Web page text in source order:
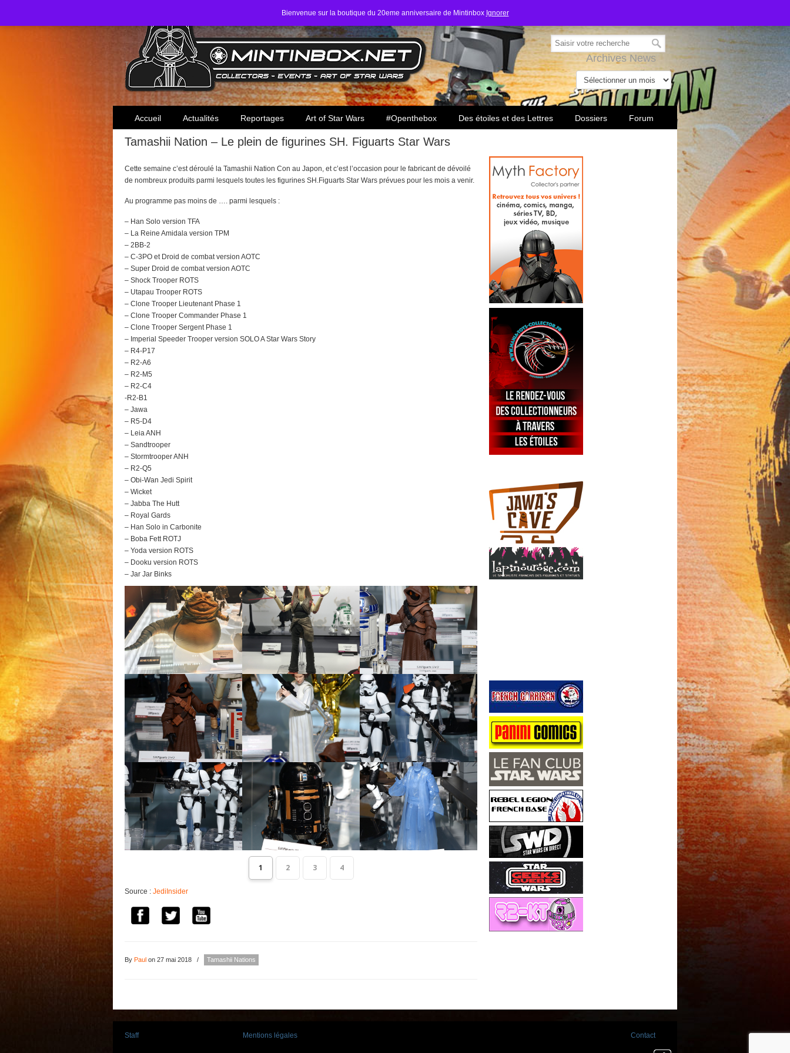
Bienvenue sur la boutique du 20eme anniversaire de Mintinbox Ignorer
Toute l'actualité des collectionneurs Star Wars
Archives News
Accueil Actualités Reportages Art of Star Wars #Openthebox Des étoiles et des Lettres Dossiers Forum
Tamashii Nation – Le plein de figurines SH. Figuarts Star Wars
Cette semaine c’est déroulé la Tamashii Nation Con au Japon, et c’est l’occasion pour le fabricant de dévoilé
de nombreux produits parmi lesquels toutes les figurines SH.Figuarts Star Wars prévues pour les mois a venir.
Au programme pas moins de …. parmi lesquels :
– Han Solo version TFA
– La Reine Amidala version TPM
– 2BB-2
– C-3PO et Droid de combat version AOTC
– Super Droid de combat version AOTC
– Shock Trooper ROTS
– Utapau Trooper ROTS
– Clone Trooper Lieutenant Phase 1
– Clone Trooper Commander Phase 1
– Clone Trooper Sergent Phase 1
– Imperial Speeder Trooper version SOLO A Star Wars Story
– R4-P17
– R2-A6
– R2-M5
– R2-C4
-R2-B1
– Jawa
– R5-D4
– Leia ANH
– Sandtrooper
– Stormtrooper ANH
– R2-Q5
– Obi-Wan Jedi Spirit
– Wicket
– Jabba The Hutt
– Royal Gards
– Han Solo in Carbonite
– Boba Fett ROTJ
– Yoda version ROTS
– Dooku version ROTS
– Jar Jar Binks
1 2 3 4
Source : JediInsider
By Paul on 27 mai 2018 / Tamashii Nations
Staff Mentions légales Contact